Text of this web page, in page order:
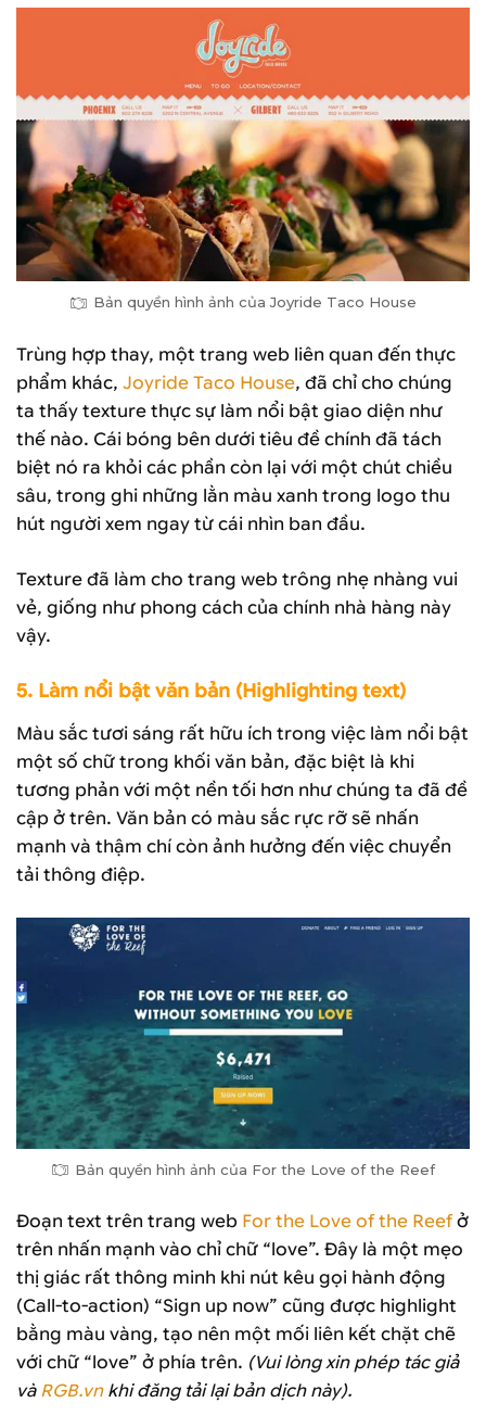
Bản quyền hình ảnh của Joyride Taco House
Trùng hợp thay, một trang web liên quan đến thực
phẩm khác, Joyride Taco House, đã chỉ cho chúng
ta thấy texture thực sự làm nổi bật giao diện như
thế nào. Cái bóng bên dưới tiêu đề chính đã tách
biệt nó ra khỏi các phần còn lại với một chút chiều
sâu, trong ghi những lằn màu xanh trong logo thu
hút người xem ngay từ cái nhìn ban đầu.
Texture đã làm cho trang web trông nhẹ nhàng vui
vẻ, giống như phong cách của chính nhà hàng này
vậy.
5. Làm nổi bật văn bản (Highlighting text)
Màu sắc tươi sáng rất hữu ích trong việc làm nổi bật
một số chữ trong khối văn bản, đặc biệt là khi
tương phản với một nền tối hơn như chúng ta đã đề
cập ở trên. Văn bản có màu sắc rực rỡ sẽ nhấn
mạnh và thậm chí còn ảnh hưởng đến việc chuyển
tải thông điệp.
Bản quyền hình ảnh của For the Love of the Reef
Đoạn text trên trang web For the Love of the Reefở
trên nhấn mạnh vào chỉ chữ “love”. Đây là một mẹo
thị giác rất thông minh khi nút kêu gọi hành động
(Call-to-action) “Sign up now” cũng được highlight
bằng màu vàng, tạo nên một mối liên kết chặt chẽ
với chữ “love” ở phía trên. (Vui lòng xin phép tác giả
và RGB.vnkhi đăng tải lại bản dịch này).